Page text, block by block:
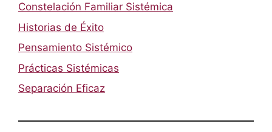
Constelación Familiar Sistémica
Historias de Éxito
Pensamiento Sistémico
Prácticas Sistémicas
Separación Eficaz